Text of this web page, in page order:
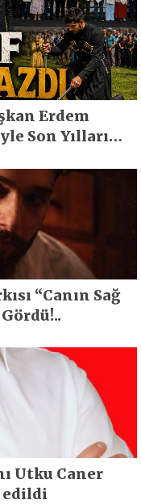
Erdem
Son Yılların
“Canın Sağ
Utku Caner
edildi